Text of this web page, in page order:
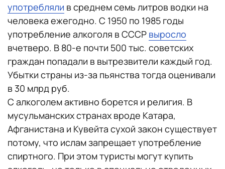
употребляли в среднем семь литров водки на
человека ежегодно. С 1950 по 1985 годы
употребление алкоголя в СССР выросло
вчетверо. В 80-е почти 500 тыс. советских
граждан попадали в вытрезвители каждый год.
Убытки страны из-за пьянства тогда оценивали
в 30 млрд руб.
С алкоголем активно борется и религия. В
мусульманских странах вроде Катара,
Афганистана и Кувейта сухой закон существует
потому, что ислам запрещает употребление
спиртного. При этом туристы могут купить